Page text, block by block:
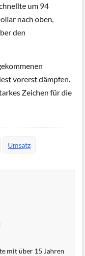
um 94
nach oben,
den
vorerst dämpfen.
Zeichen für die
Umsatz
mit über 15 Jahren